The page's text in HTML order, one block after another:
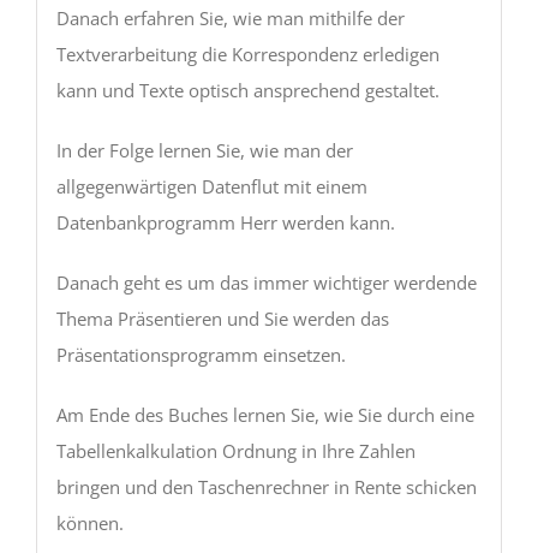
Danach erfahren Sie, wie man mithilfe der
Textverarbeitung die Korrespondenz erledigen
kann und Texte optisch ansprechend gestaltet.
In der Folge lernen Sie, wie man der
allgegenwärtigen Datenflut mit einem
Datenbankprogramm Herr werden kann.
Danach geht es um das immer wichtiger werdende
Thema Präsentieren und Sie werden das
Präsentationsprogramm einsetzen.
Am Ende des Buches lernen Sie, wie Sie durch eine
Tabellenkalkulation Ordnung in Ihre Zahlen
bringen und den Taschenrechner in Rente schicken
können.